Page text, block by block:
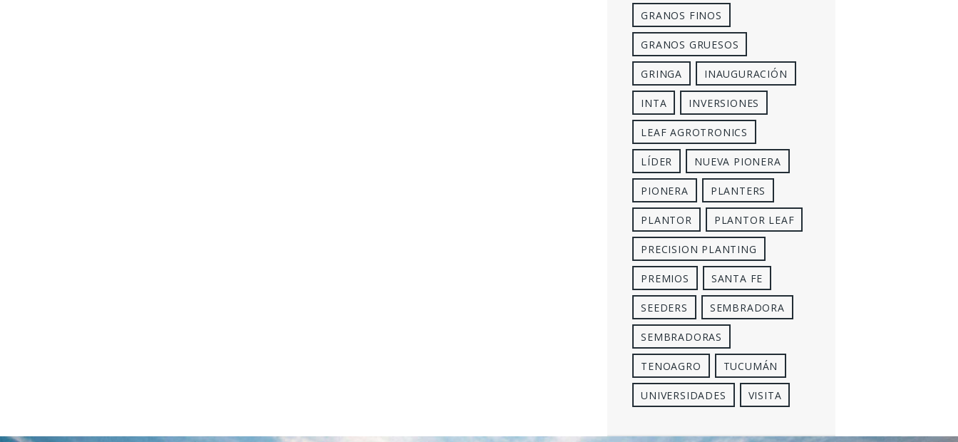
GRANOS FINOS
GRANOS GRUESOS
GRINGA INAUGURACIÓN
INTA INVERSIONES
LEAF AGROTRONICS
LÍDER NUEVA PIONERA
PIONERA PLANTERS
PLANTOR PLANTOR LEAF
PRECISION PLANTING
PREMIOS SANTA FE
SEEDERS SEMBRADORA
SEMBRADORAS
TENOAGRO TUCUMÁN
UNIVERSIDADES VISITA